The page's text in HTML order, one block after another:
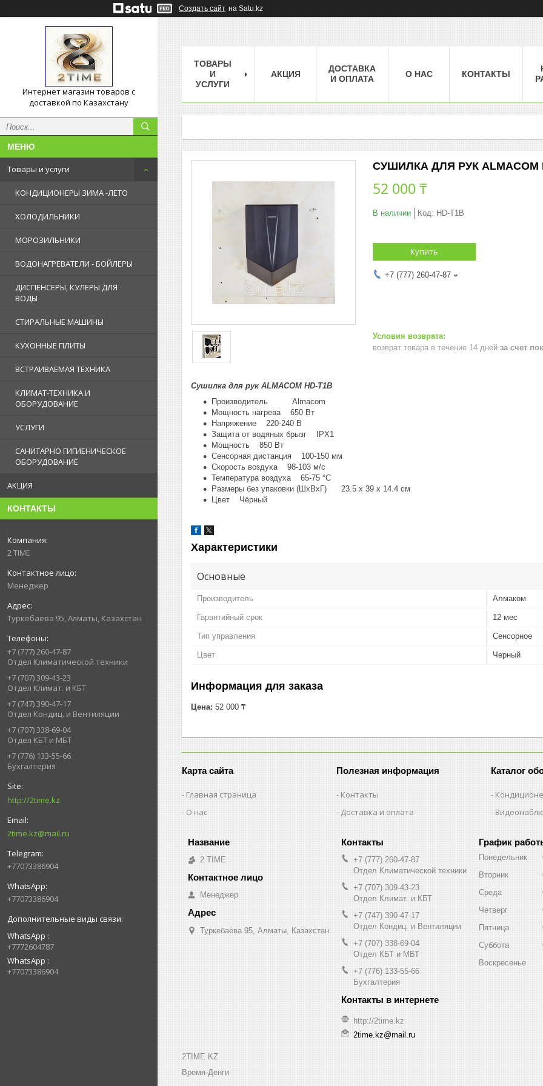
Создать сайт на Satu.kz
Интернет магазин товаров с
доставкой по Казахстану
Товары и услуги
КОНДИЦИОНЕРЫ ЗИМА -ЛЕТО
ХОЛОДИЛЬНИКИ
МОРОЗИЛЬНИКИ
ВОДОНАГРЕВАТЕЛИ - БОЙЛЕРЫ
ДИСПЕНСЕРЫ, КУЛЕРЫ ДЛЯ
ВОДЫ
СТИРАЛЬНЫЕ МАШИНЫ
КУХОННЫЕ ПЛИТЫ
ВСТРАИВАЕМАЯ ТЕХНИКА
КЛИМАТ-ТЕХНИКА И
ОБОРУДОВАНИЕ
УСЛУГИ
САНИТАРНО ГИГИЕНИЧЕСКОЕ
ОБОРУДОВАНИЕ
АКЦИЯ
КОНТАКТЫ
2 TIME
Менеджер
Туркебаева 95, Алматы, Казахстан
+7 (777) 260-47-87
Отдел Климатической техники
+7 (707) 309-43-23
Отдел Климат. и КБТ
+7 (747) 390-47-17
Отдел Кондиц. и Вентиляции
+7 (707) 338-69-04
Отдел КБТ и МБТ
+7 (776) 133-55-66
Бухгалтерия
http://2time.kz
2time.kz@mail.ru
+77073386904
+77073386904
WhatsApp
+7772604787
WhatsApp
+77073386904
ТОВАРЫ
И
УСЛУГИ
АКЦИЯ
ДОСТАВКА
И ОПЛАТА
О НАС КОНТАКТЫ
СУШИЛКА ДЛЯ РУК ALMACOM
52 000 ₸
В наличии Код: HD-T1B
Купить
+7 (777) 260-47-87
возврат товара в течение 14 дней за счет
Сушилка для рук ALMACOM HD-T1B
Производитель Almacom
Мощность нагрева 650 Вт
Напряжение 220-240 В
Защита от водяных брызг IPX1
Мощность 850 Вт
Сенсорная дистанция 100-150 мм
Скорость воздуха 98-103 м/с
Температура воздуха 65-75 °С
Размеры без упаковки (ШхВхГ) 23.5 х 39 x 14.4 см
Цвет Чёрный
Характеристики
Основные
Производитель Алмаком
Гарантийный срок 12 мес
Тип управления Сенсорное
Цвет Черный
Информация для заказа
Цена: 52 000 ₸
Карта сайта
Главная страница
О нас
Полезная информация
Контакты
Доставка и оплата
Каталог
2 TIME
Менеджер
Туркебаева 95, Алматы, Казахстан
+7 (777) 260-47-87
Отдел Климатической техники
+7 (707) 309-43-23
Отдел Климат. и КБТ
+7 (747) 390-47-17
Отдел Кондиц. и Вентиляции
+7 (707) 338-69-04
Отдел КБТ и МБТ
+7 (776) 133-55-66
Бухгалтерия
http://2time.kz
2time.kz@mail.ru
График
Понедельник
Вторник
Среда
Четверг
Пятница
Суббота
Воскресенье
2TIME.KZ
Время-Денги